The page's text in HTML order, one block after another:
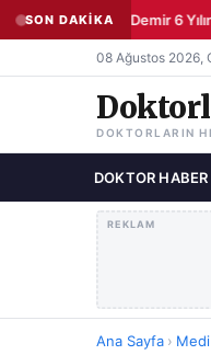
SON DAKİKA
Şemsettin Demir 6 Yılın
08 Ağustos 2026,
DOKTORLARIN
DOKTOR HABER
REKLAM
Ana Sayfa ›